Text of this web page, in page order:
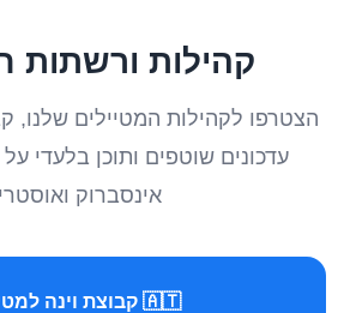
קהילות ורשתות
הצטרפו לקהילות המטיילים שלנו,
עדכונים שוטפים ותוכן בלעדי
אינסברוק
🇦🇹 קבוצת וינה למטיילים